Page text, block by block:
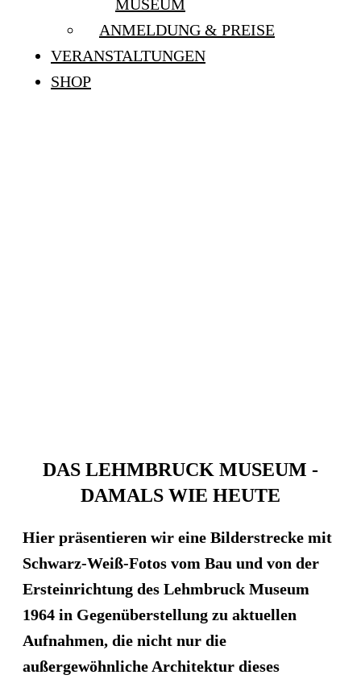
MUSEUM
ANMELDUNG & PREISE
VERANSTALTUNGEN
SHOP
DAS LEHMBRUCK MUSEUM -
DAMALS WIE HEUTE
Hier präsentieren wir eine Bilderstrecke mit
Schwarz-Weiß-Fotos vom Bau und von der
Ersteinrichtung des Lehmbruck Museum
1964 in Gegenüberstellung zu aktuellen
Aufnahmen, die nicht nur die
außergewöhnliche Architektur dieses